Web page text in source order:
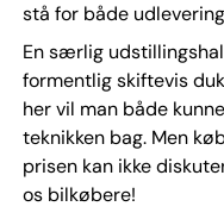
stå for både
En særlig
formentlig skiftevis
her vil man både
teknikken bag. Men
prisen kan ikke
os bilkøbere!